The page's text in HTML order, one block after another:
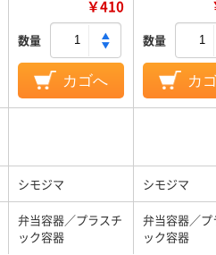
￥410
数量
カゴへ
数量
カ
シモジマ シモジマ
弁当容器／プラスチ
ック容器
弁当容器／プ
ック容器